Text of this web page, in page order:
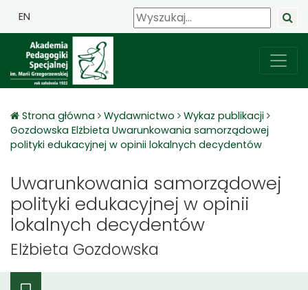
EN
Strona główna Wydawnictwo
Wykaz publikacji
Gozdowska Elżbieta Uwarunkowania samorządowej
polityki edukacyjnej w opinii lokalnych decydentów
Uwarunkowania samorządowej
polityki edukacyjnej w opinii
lokalnych decydentów
Elżbieta Gozdowska